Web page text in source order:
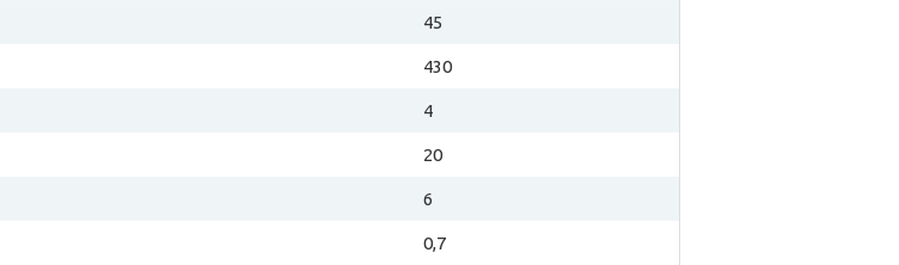
45
430
4
20
6
0,7